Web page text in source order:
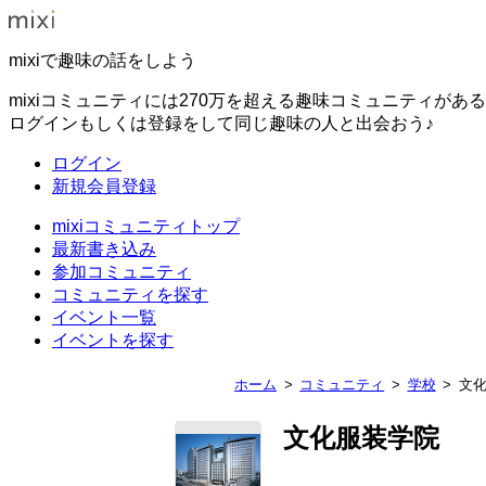
mixiで趣味の話をしよう
mixiコミュニティには270万を超える趣味コミュニティがある
ログインもしくは登録をして同じ趣味の人と出会おう♪
ログイン
新規会員登録
mixiコミュニティトップ
最新書き込み
参加コミュニティ
コミュニティを探す
イベント一覧
イベントを探す
ホーム コミュニティ 学校 文
文化服装学院